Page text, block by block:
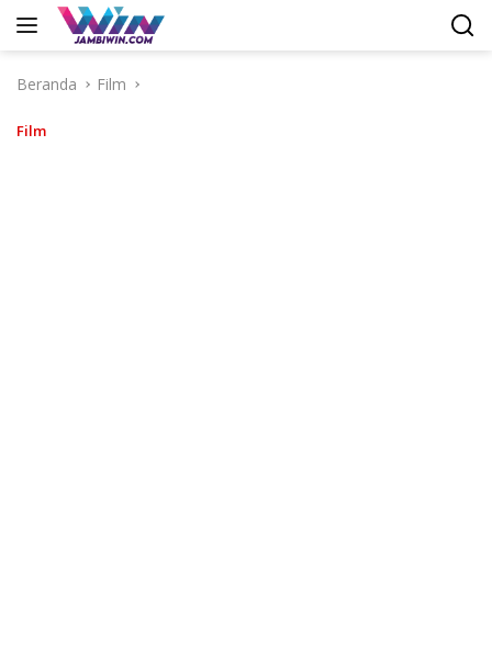
Langsung
Beranda
Film
Film